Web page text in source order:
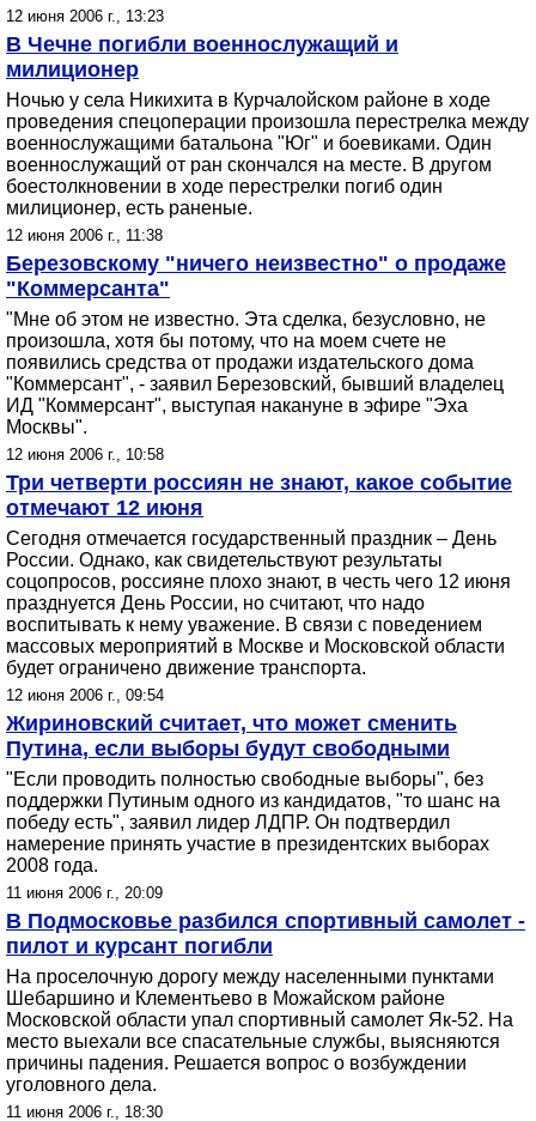
12 июня 2006 г., 13:23
В Чечне погибли военнослужащий и
милиционер
Ночью у села Никихита в Курчалойском районе в ходе
проведения спецоперации произошла перестрелка между
военнослужащими батальона "Юг" и боевиками. Один
военнослужащий от ран скончался на месте. В другом
боестолкновении в ходе перестрелки погиб один
милиционер, есть раненые.
12 июня 2006 г., 11:38
Березовскому "ничего неизвестно" о продаже
"Коммерсанта"
"Мне об этом не известно. Эта сделка, безусловно, не
произошла, хотя бы потому, что на моем счете не
появились средства от продажи издательского дома
"Коммерсант", - заявил Березовский, бывший владелец
ИД "Коммерсант", выступая накануне в эфире "Эха
Москвы".
12 июня 2006 г., 10:58
Три четверти россиян не знают, какое событие
отмечают 12 июня
Сегодня отмечается государственный праздник – День
России. Однако, как свидетельствуют результаты
соцопросов, россияне плохо знают, в честь чего 12 июня
празднуется День России, но считают, что надо
воспитывать к нему уважение. В связи с поведением
массовых мероприятий в Москве и Московской области
будет ограничено движение транспорта.
12 июня 2006 г., 09:54
Жириновский считает, что может сменить
Путина, если выборы будут свободными
"Если проводить полностью свободные выборы", без
поддержки Путиным одного из кандидатов, "то шанс на
победу есть", заявил лидер ЛДПР. Он подтвердил
намерение принять участие в президентских выборах
2008 года.
11 июня 2006 г., 20:09
В Подмосковье разбился спортивный самолет -
пилот и курсант погибли
На проселочную дорогу между населенными пунктами
Шебаршино и Клементьево в Можайском районе
Московской области упал спортивный самолет Як-52. На
место выехали все спасательные службы, выясняются
причины падения. Решается вопрос о возбуждении
уголовного дела.
11 июня 2006 г., 18:30